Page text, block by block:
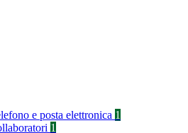
e posta elettronica 1
1